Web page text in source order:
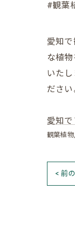
#観葉
愛知
な植
いた
ださ
愛知
観葉植物
< 前